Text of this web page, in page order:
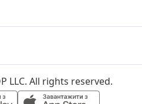
LLC. All rights reserved.